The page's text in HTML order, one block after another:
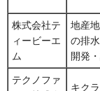
株式会社テ
ィービーエ
ム
地産
の排
開発
テクノファ
キク